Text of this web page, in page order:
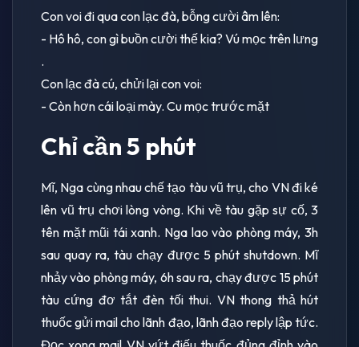
Con voi đi qua con lạc đà, bỗng cười âm lên:
- Hô hô, con gì buồn cười thế kia? Vú mọc trên lưng
.
Con lạc đà cú, chửi lại con voi:
- Còn hơn cái loại mày. Cu mọc trước mặt
Chỉ cần 5 phút
Mĩ, Nga cùng nhau chế tạo tàu vũ trụ, cho VN đi ké
lên vũ trụ chơi lòng vòng. Khi về tàu gặp sự cố, 3
tên mặt mũi tái xanh. Nga lao vào phòng máy, 3h
sau quay ra, tàu chạy được 5 phút shutdown. Mĩ
nhảy vào phòng máy, 6h sau ra, chạy được 15 phút
tàu cứng đơ tắt đèn tối thui. VN thong thả hút
thuốc gửi mail cho lãnh đạo, lãnh đạo reply lập tức.